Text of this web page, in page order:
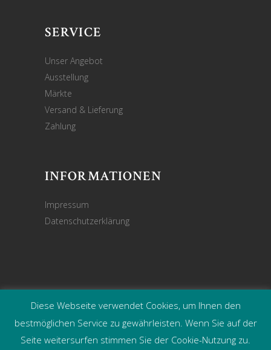
SERVICE
Unser Angebot
Ausstellung
Märkte
Versand & Lieferung
Zahlung
INFORMATIONEN
Impressum
Datenschutzerklärung
DEKOHAUSGARTEN – Webdesign:
jazeilinga.de
Diese Webseite verwendet Cookies, um Ihnen den
bestmöglichen Service zu gewährleisten. Wenn Sie auf der
Seite weitersurfen stimmen Sie der Cookie-Nutzung zu.